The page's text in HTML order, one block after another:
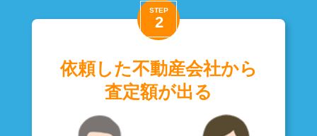
依頼した不動産会社から
査定額が出る